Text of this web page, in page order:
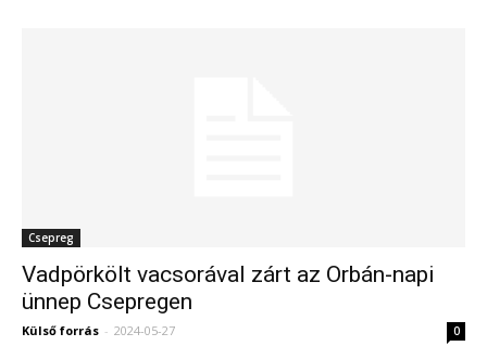
Csepreg
Vadpörkölt vacsorával zárt az Orbán-napi
ünnep Csepregen
Külső forrás - 2024-05-27 0